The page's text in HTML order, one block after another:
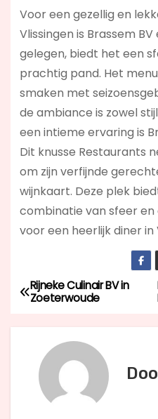
Voor een gezellig en
Vlissingen is Brassem
gelegen, biedt het een
prachtig pand. Het
smaken met
de ambiance is zowel
een intieme ervaring is
Dit knusse Restaurants
om zijn verfijnde
wijnkaart. Deze plek
combinatie van sfeer
voor een heerlijk diner in
B
e
Rijneke Culinair BV in
Zoeterwoude